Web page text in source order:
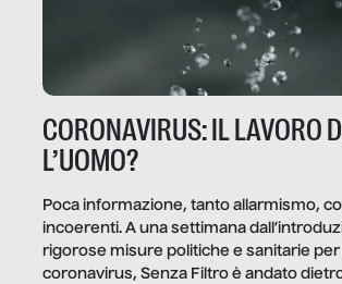
CORONAVIRUS: IL LAVORO
L’UOMO?
Poca informazione, tanto allarmismo,
incoerenti. A una settimana
rigorose misure politiche e sanitarie per
coronavirus, Senza Filtro è andato